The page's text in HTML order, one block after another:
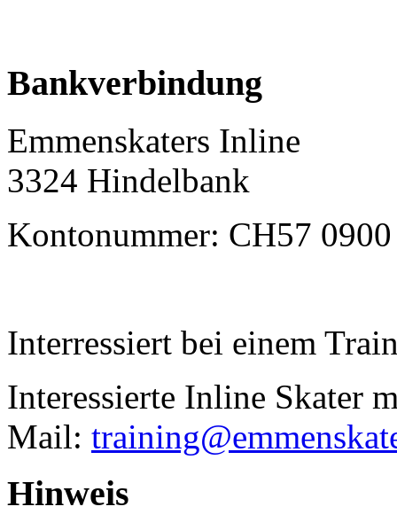
Bankverbindung
Emmenskaters Inline
3324 Hindelbank
Kontonummer: CH57
Interressiert bei einem
Interessierte Inline Skater
Mail:
Hinweis